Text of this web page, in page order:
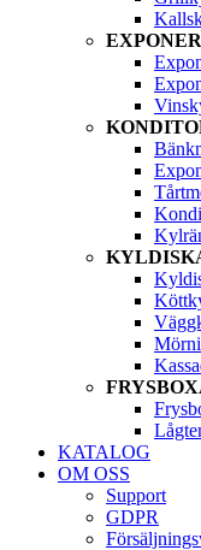
KATALOG
OM OSS
Support
GDPR